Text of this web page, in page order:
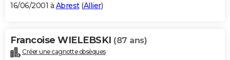
16/06/2001 à Abrest(Allier)
Francoise WIELEBSKI (87 ans)
Créer une cagnotte obsèques